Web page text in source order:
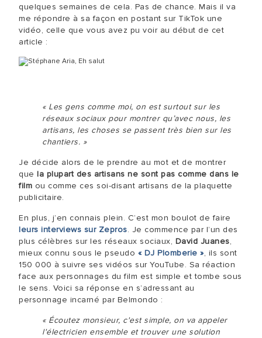
quelques semaines de cela. Pas de chance. Mais il va
me répondre à sa façon en postant sur TikTok une
vidéo, celle que vous avez pu voir au début de cet
article :
« Les gens comme moi, on est surtout sur les
réseaux sociaux pour montrer qu’avec nous, les
artisans, les choses se passent très bien sur les
chantiers. »
Je décide alors de le prendre au mot et de montrer
que la plupart des artisans ne sont pas comme dans le
film ou comme ces soi-disant artisans de la plaquette
publicitaire.
En plus, j’en connais plein. C’est mon boulot de faire
leurs interviews sur Zepros. Je commence par l’un des
plus célèbres sur les réseaux sociaux, David Juanes,
mieux connu sous le pseudo « DJ Plomberie », ils sont
150 000 à suivre ses vidéos sur YouTube. Sa réaction
face aux personnages du film est simple et tombe sous
le sens. Voici sa réponse en s’adressant au
personnage incarné par Belmondo :
« Écoutez monsieur, c'est simple, on va appeler
l'électricien ensemble et trouver une solution